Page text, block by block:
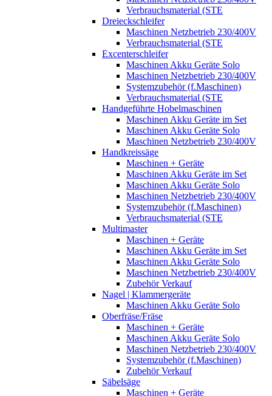
Verbrauchsmaterial (STE
Dreieckschleifer
Maschinen Netzbetrieb 230/400V
Verbrauchsmaterial (STE
Excenterschleifer
Maschinen Akku Geräte Solo
Maschinen Netzbetrieb 230/400V
Systemzubehör (f.Maschinen)
Verbrauchsmaterial (STE
Handgeführte Hobelmaschinen
Maschinen Akku Geräte im Set
Maschinen Akku Geräte Solo
Maschinen Netzbetrieb 230/400V
Handkreissäge
Maschinen + Geräte
Maschinen Akku Geräte im Set
Maschinen Akku Geräte Solo
Maschinen Netzbetrieb 230/400V
Systemzubehör (f.Maschinen)
Verbrauchsmaterial (STE
Multimaster
Maschinen + Geräte
Maschinen Akku Geräte im Set
Maschinen Akku Geräte Solo
Maschinen Netzbetrieb 230/400V
Zubehör Verkauf
Nagel | Klammergeräte
Maschinen Akku Geräte Solo
Oberfräse/Fräse
Maschinen + Geräte
Maschinen Akku Geräte Solo
Maschinen Netzbetrieb 230/400V
Systemzubehör (f.Maschinen)
Zubehör Verkauf
Säbelsäge
Maschinen + Geräte